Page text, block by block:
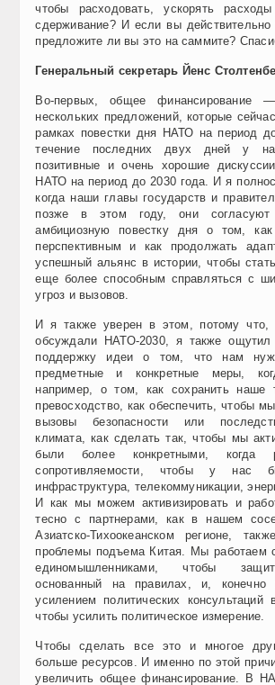
чтобы расходовать, ускорять
сдерживание? И если вы действительно
предложите ли вы это на саммите?
Генеральный секретарь Йенс
Во-первых, общее финансирование
нескольких предложений, которые
рамках повестки дня НАТО на период
течение последних двух дней у
позитивные и очень хорошие
НАТО на период до 2030 года. И я
когда наши главы государств и
позже в этом году, они согласуют
амбициозную повестку дня о том,
перспективным и как продолжать
успешный альянс в истории, чтобы
еще более способным справляться с
угроз и вызовов.
И я также уверен в этом, потому что,
обсуждали НАТО-2030, я также
поддержку идеи о том, что нам
предметные и конкретные меры,
например, о том, как сохранить наше
превосходство, как обеспечить, чтобы
вызовы безопасности или
климата, как сделать так, чтобы мы
были более конкретными,
сопротивляемости, чтобы у нас
инфраструктура, телекоммуникации,
И как мы можем активизировать и
тесно с партнерами, как в нашем
Азиатско-Тихоокеанском регионе,
проблемы подъема Китая. Мы работаем
единомышленниками, чтобы
основанный на правилах, и,
усилением политических консультаций
чтобы усилить политическое измерение.
Чтобы сделать все это и многое
больше ресурсов. И именно по этой
увеличить общее финансирование. В